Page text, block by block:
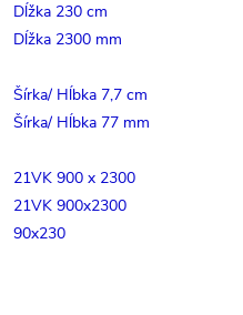
Dĺžka 230 cm
Dĺžka 2300 mm
Šírka/ Hĺbka 7,7 cm
Šírka/ Hĺbka 77 mm
21VK 900 x 2300
21VK 900x2300
90x230